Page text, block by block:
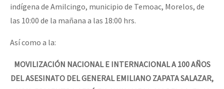
indígena de Amilcingo, municipio de Temoac, Morelos, de
las 10:00 de la mañana a las 18:00 hrs.
Así como a la:
MOVILIZACIÓN NACIONAL E INTERNACIONAL A 100 AÑOS
DEL ASESINATO DEL GENERAL EMILIANO ZAPATA SALAZAR,